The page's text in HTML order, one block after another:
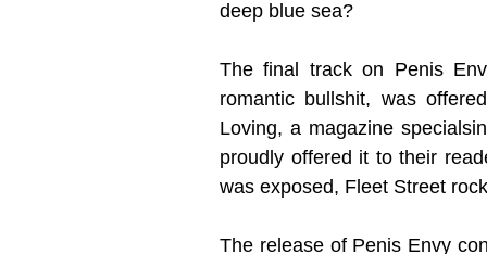
deep blue sea?
The final track on Penis
romantic bullshit, was
Loving, a magazine
proudly offered it to their
was exposed, Fleet Street
The release of Penis Envy